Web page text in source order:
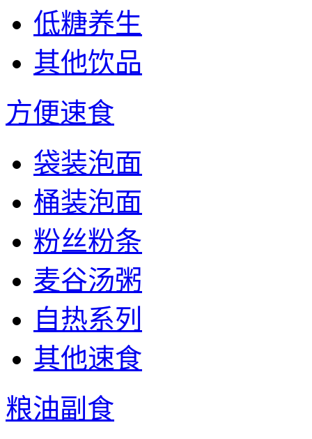
低糖养生
其他饮品
方便速食
袋装泡面
桶装泡面
粉丝粉条
麦谷汤粥
自热系列
其他速食
粮油副食